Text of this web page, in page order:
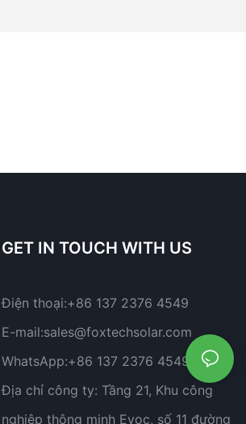
GET IN TOUCH WITH US
Điện thoại:+86 137 2376 4549
E-mail:sales@foxtechsolar.com
WhatsApp:+86 137 2376 4549
Địa chỉ công ty: Tầng 21, Khu công
nghiệp thông minh Evoc, số 11 đường